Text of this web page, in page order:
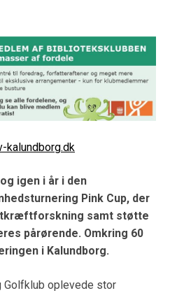
kalundborg.dk
igen i år i den
Pink Cup, der
samt støtte
pårørende. Omkring 60
i Kalundborg.
Golfklub oplevede stor